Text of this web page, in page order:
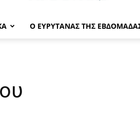
Ο ΕΥΡΥΤΑΝΑΣ ΤΗΣ